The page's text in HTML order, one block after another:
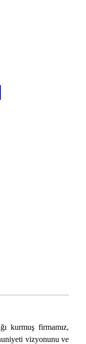
kurmuş firmamız,
vizyonunu ve